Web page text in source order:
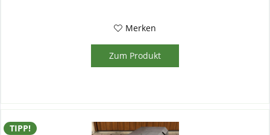
Merken
Zum Produkt
TIPP!